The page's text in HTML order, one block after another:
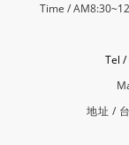
Time /
Tel /
地址 /